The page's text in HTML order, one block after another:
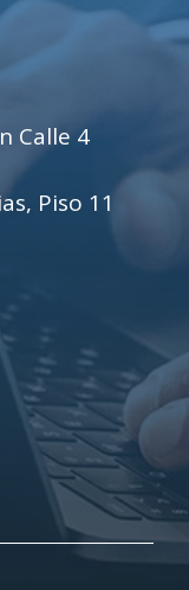
Calle 4
Piso 11